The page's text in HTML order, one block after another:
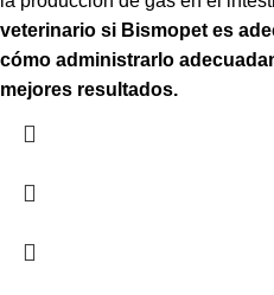
veterinario si Bismopet es
cómo administrarlo
mejores resultados.